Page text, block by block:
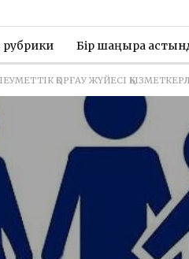
рубрики Бір шаңырақ
ҚОРҒАУ ЖҮЙЕСІ